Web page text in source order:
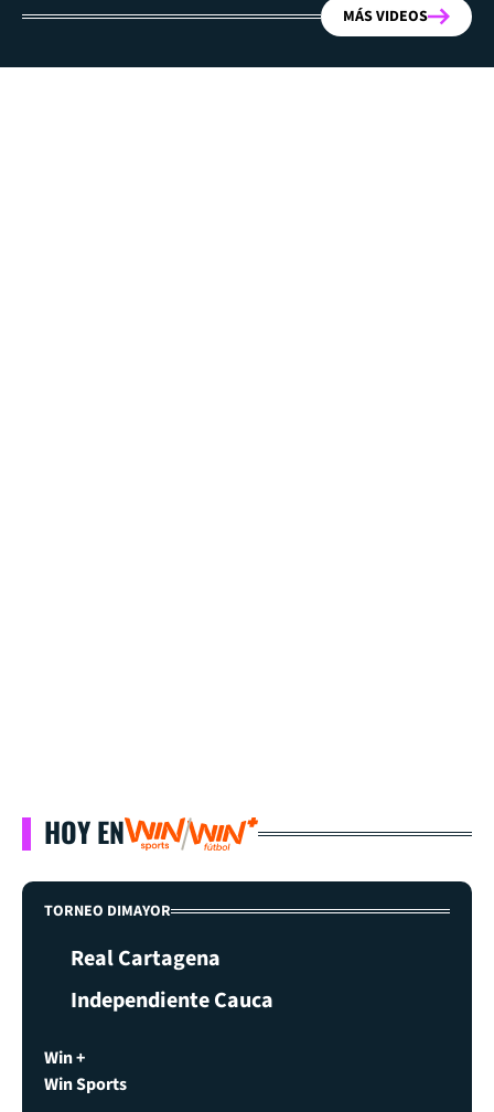
MÁS VIDEOS
HOY EN
TORNEO DIMAYOR
Real Cartagena
Independiente Cauca
Win +
Win Sports